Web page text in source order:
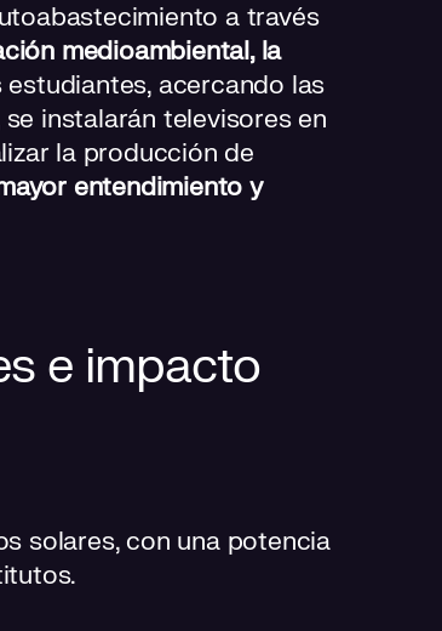
a través
medioambiental, la
acercando las
instalarán televisores en
la producción de
entendimiento y
e impacto
solares, con una potencia